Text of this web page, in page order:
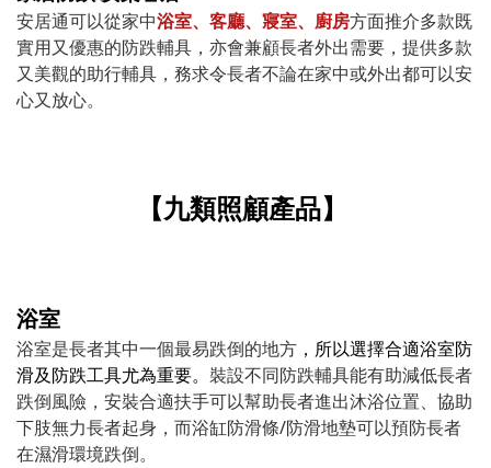
安居通可以從家中浴室、客廳、寢室、廚房方面推介多款既
實用又優惠的防跌輔具，亦會兼顧長者外出需要，提供多款
又美觀的助行輔具，務求令長者不論在家中或外出都可以安
心又放心。
【九類照顧產品】
浴室
浴室是長者其中一個最易跌倒的地方 ，所以選擇合適浴室防
滑及防跌工具尤為重要。 裝設不同防跌輔具能有助減低長者
跌倒風險，安裝合適扶手可以幫助長者進出沐浴位置、協助
下肢無力長者起身，而浴缸防滑條/防滑地墊可以預防長者
在濕滑環境跌倒。